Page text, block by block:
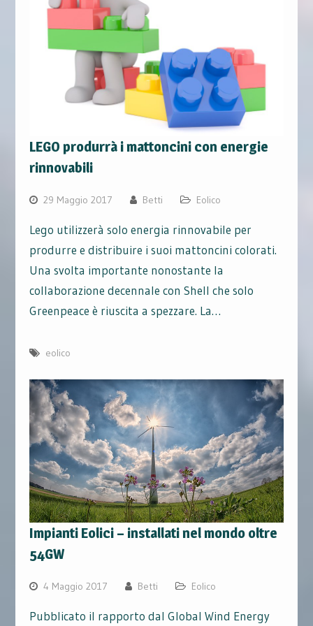
LEGO produrrà i mattoncini con energie
rinnovabili
29 Maggio 2017 Betti Eolico
Lego utilizzerà solo energia rinnovabile per
produrre e distribuire i suoi mattoncini colorati.
Una svolta importante nonostante la
collaborazione decennale con Shell che solo
Greenpeace è riuscita a spezzare. La…
eolico
Impianti Eolici – installati nel mondo oltre
54GW
4 Maggio 2017 Betti Eolico
Pubblicato il rapporto dal Global Wind Energy